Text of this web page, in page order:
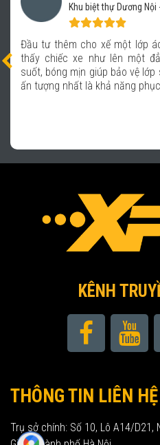
Khu biệt thự Dương Nội
Đầu tư thêm cho xế một lớp
thấy chiếc xe như lên một
suốt, bóng mịn giúp bảo vệ
ấn tượng nhất là khả năng
KÊNH
THÔNG TIN LIÊN HỆ
Trụ sở chính: Số 10, Lô A14/D21,